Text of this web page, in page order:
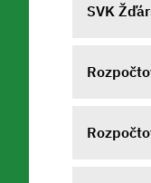
SVK